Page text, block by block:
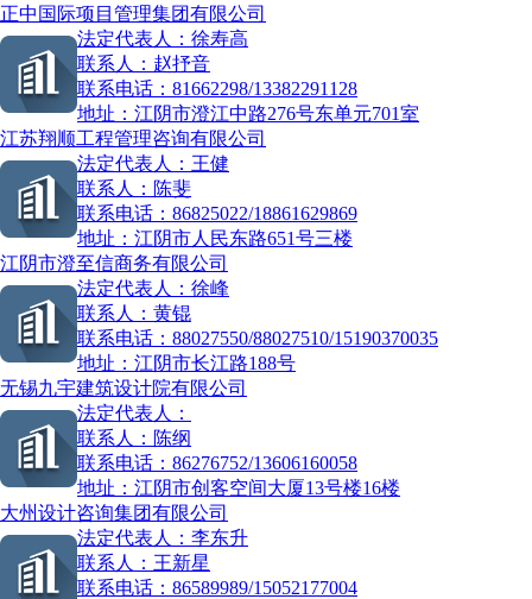
正中国际项目管理集团有限公司
法定代表人： 徐寿高
联系人： 赵抒音
联系电话： 81662298/13382291128
地址： 江阴市澄江中路276号东单元701室
江苏翔顺工程管理咨询有限公司
法定代表人： 王健
联系人： 陈斐
联系电话： 86825022/18861629869
地址： 江阴市人民东路651号三楼
江阴市澄至信商务有限公司
法定代表人： 徐峰
联系人： 黄锟
联系电话： 88027550/88027510/15190370035
地址： 江阴市长江路188号
无锡九宇建筑设计院有限公司
法定代表人：
联系人： 陈纲
联系电话： 86276752/13606160058
地址： 江阴市创客空间大厦13号楼16楼
大州设计咨询集团有限公司
法定代表人： 李东升
联系人： 王新星
联系电话： 86589989/15052177004